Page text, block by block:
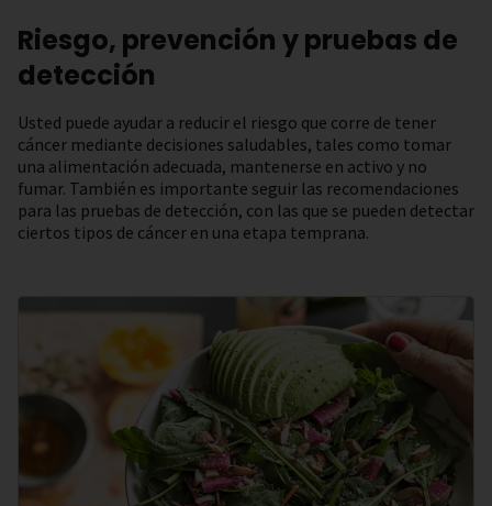
Riesgo, prevención y pruebas de
detección
Usted puede ayudar a reducir el riesgo que corre de tener
cáncer mediante decisiones saludables, tales como tomar
una alimentación adecuada, mantenerse en activo y no
fumar. También es importante seguir las recomendaciones
para las pruebas de detección, con las que se pueden detectar
ciertos tipos de cáncer en una etapa temprana.